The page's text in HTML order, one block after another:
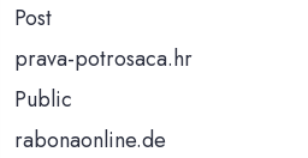
Post
prava-potrosaca.hr
Public
rabonaonline.de